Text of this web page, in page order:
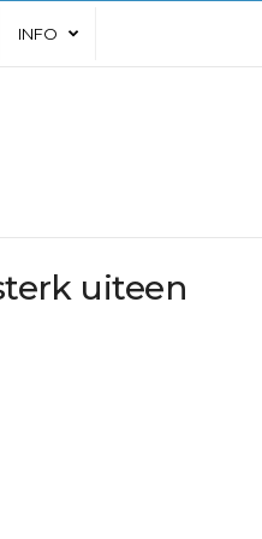
INFO
uiteen